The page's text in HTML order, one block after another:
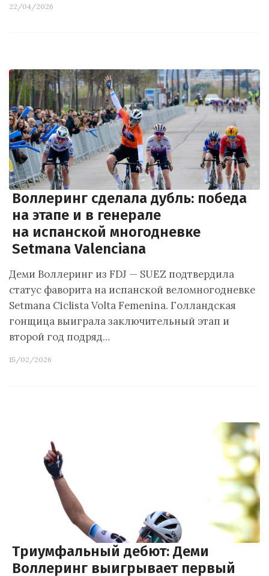
22/04/2026
Воллеринг сделала дубль: победа
на этапе и в генерале
на испанской многодневке
Setmana Valenciana
Деми Воллеринг из FDJ — SUEZ подтвердила
статус фаворита на испанской веломногодневке
Setmana Ciclista Volta Femenina. Голландская
гонщица выиграла заключительный этап и
второй год подряд…
15/02/2026
Триумфальный дебют: Деми
Воллеринг выигрывает первый